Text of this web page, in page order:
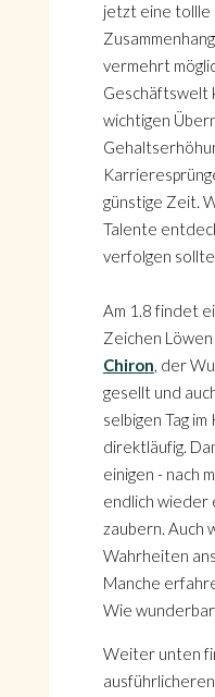
jetzt eine tollle
vermehrt
Geschäftswelt
wichtigen
günstige Zeit.
Talente
verfolgen
Am 1.8 findet
Zeichen
Chiron, der
gesellt und
selbigen Tag
direktläufig.
einigen - nach
endlich wieder
zaubern. Auch
Wahrheiten
Manche
Wie
Weiter unten
ausführlicheren